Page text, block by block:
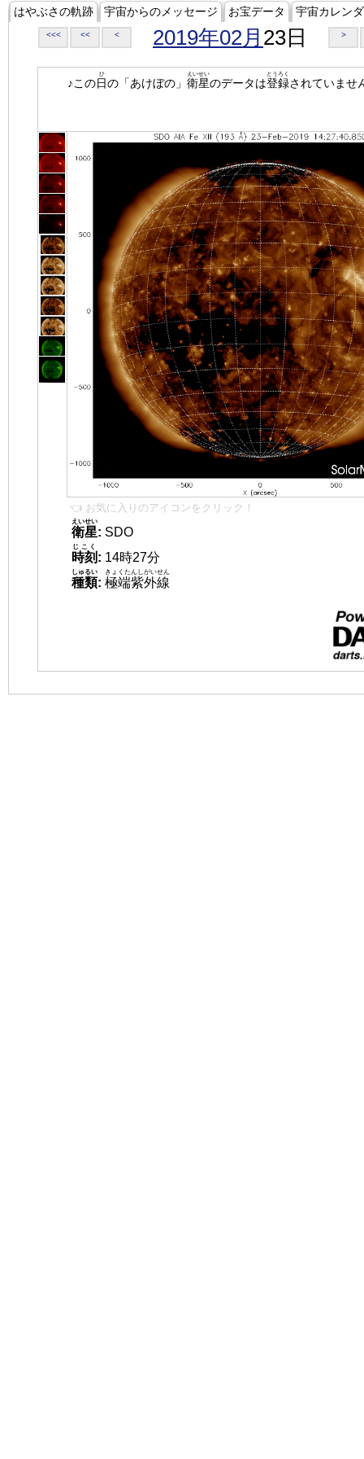
はやぶさの軌跡 宇宙からのメッセージ お宝データ 宇宙カレン
<<< << < 2019年02月 23日 >
♪この日
ひ
の「あけぼの」 衛星
えいせい
のデータは登録
とうろく
されていませ
👈 お気に入りのアイコンをクリック！
衛星
えいせい
: SDO
時刻
じこく
: 14時27分
種類
しゅるい
: 極端紫外線
きょくたんしがいせん